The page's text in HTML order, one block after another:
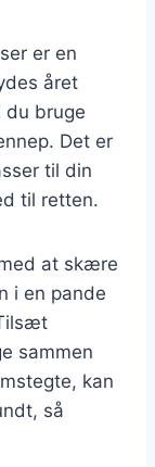
er en
året
du bruge
Det er
til din
til retten.
at skære
i en pande
sammen
kan
så